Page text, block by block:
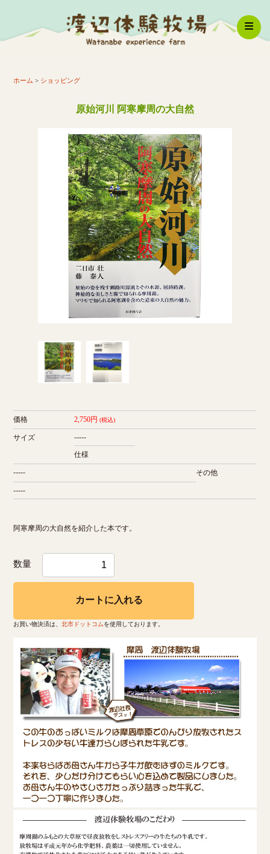
牧場紹介
ショッピング
メニュー
スタッフ紹介
ホーム > ショッピング
原始河川 阿寒摩周の大自然
価格 2,750円(税込)
サイズ -----
仕様
----- その他
-----
阿寒摩周の大自然を紹介した本です。
数量
カートに入れる
お買い物決済は、北市ドットコムを使用しております。